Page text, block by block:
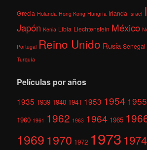
Grecia Holanda Hong Kong Hungría Irlanda Israel
Japón Kenia Libia Liechtenstein México
Portugal Reino Unido Rusia Senegal
Turquía
Películas por años
1935 1939 1940 1941 1953 1954 1955
1960 1961 1962 1963 1964 1965
1969 1970 1972 1973 1974